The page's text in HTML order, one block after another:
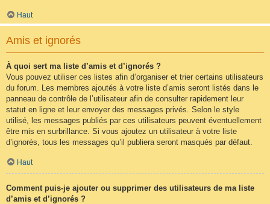
Haut
Amis et ignorés
À quoi sert ma liste d’amis et d’ignorés ?
Vous pouvez utiliser ces listes afin d’organiser et trier certains utilisateurs
du forum. Les membres ajoutés à votre liste d’amis seront listés dans le
panneau de contrôle de l’utilisateur afin de consulter rapidement leur
statut en ligne et leur envoyer des messages privés. Selon le style
utilisé, les messages publiés par ces utilisateurs peuvent éventuellement
être mis en surbrillance. Si vous ajoutez un utilisateur à votre liste
d’ignorés, tous les messages qu’il publiera seront masqués par défaut.
Haut
Comment puis-je ajouter ou supprimer des utilisateurs de ma liste
d’amis et d’ignorés ?